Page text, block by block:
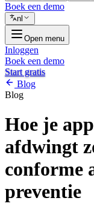
Boek een demo
nl
Open menu
Inloggen
Boek een demo
Start gratis
Blog
Blog
Hoe je
afdwingt
conforme
preventie